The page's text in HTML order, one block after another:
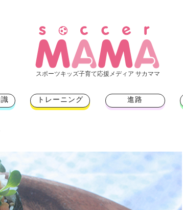
スポーツキッズ子育て応援メディア サカママ
トレーニング 進路